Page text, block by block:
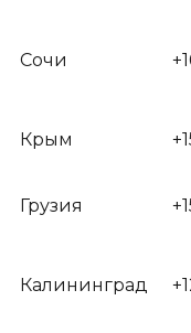
Сочи
Крым
Грузия
Калининград